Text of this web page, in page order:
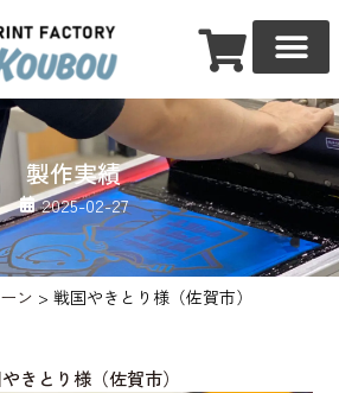
製作実績
2025-02-27
ン > 戦国やきとり様（佐賀市）
きとり様（佐賀市）